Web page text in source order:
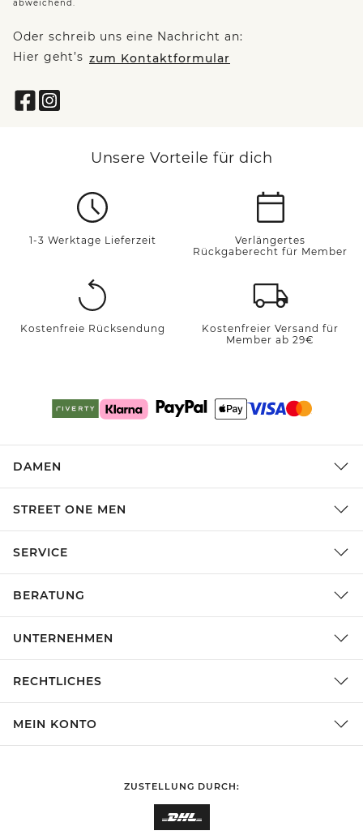
abweichend.
Oder schreib uns eine Nachricht an:
Hier geht’s zum Kontaktformular
Unsere Vorteile für dich
1-3 Werktage Lieferzeit
Verlängertes
Rückgaberecht für Member
Kostenfreie Rücksendung
Kostenfreier Versand für
Member ab 29€
DAMEN
STREET ONE MEN
SERVICE
BERATUNG
UNTERNEHMEN
RECHTLICHES
MEIN KONTO
ZUSTELLUNG DURCH: